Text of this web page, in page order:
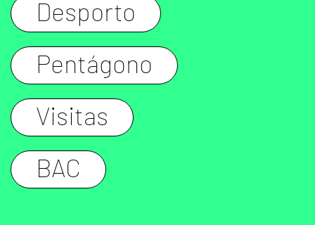
Desporto
Pentágono
Visitas
BAC